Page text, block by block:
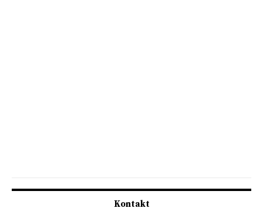
Kontakt